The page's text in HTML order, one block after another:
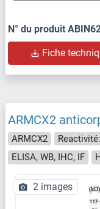
N° du produit
Fiche
ARMCX2
ARMCX2
ELISA, WB, IHC, IF
2 images